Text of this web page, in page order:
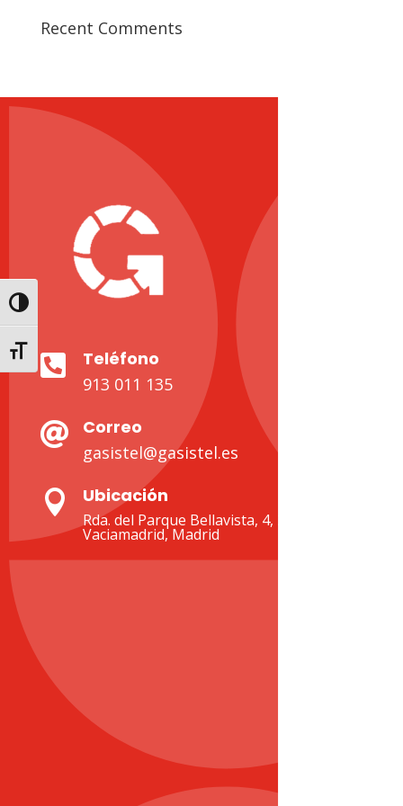
Toggle High Contrast
Toggle Font size
Recent Comments
 Teléfono
913 011 135
 Correo
gasistel@gasistel.es
 Ubicación
Rda. del Parque Bellavista, 4, 28522 Rivas-
Vaciamadrid, Madrid